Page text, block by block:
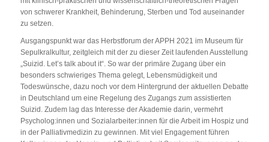
von schwerer Krankheit, Behinderung, Sterben und Tod auseinander
zu setzen.
Ausgangspunkt war das Herbstforum der APPH 2021 im Museum für
Sepulkralkultur, zeitgleich mit der zu dieser Zeit laufenden Ausstellung
„Suizid. Let’s talk about it“. So war der primäre Zugang über ein
besonders schwieriges Thema gelegt, Lebensmüdigkeit und
Todeswünsche, dazu noch vor dem Hintergrund der aktuellen Debatte
in Deutschland um eine Regelung des Zugangs zum assistierten
Suizid. Zudem lag das Interesse der Akademie darin, vermehrt
Psycholog:innen und Sozialarbeiter:innen für die Arbeit im Hospiz und
in der Palliativmedizin zu gewinnen. Mit viel Engagement führen